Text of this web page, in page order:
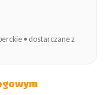
• dostarczane z